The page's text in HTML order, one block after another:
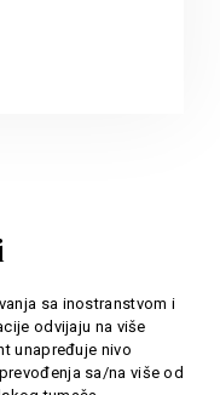
sa inostranstvom i
odvijaju na više
unapređuje nivo
sa/na više od